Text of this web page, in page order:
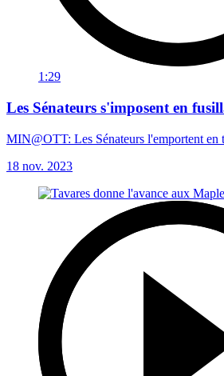
1:29
Les Sénateurs s'imposent en
MIN@OTT: Les Sénateurs l'emportent en
18 nov. 2023